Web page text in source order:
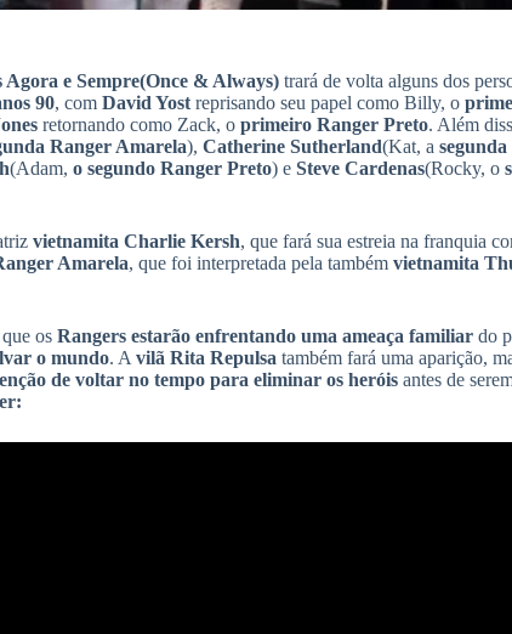
Agora e Sempre(Once & Always) trará de volta alguns dos
90, com David Yost reprisando seu papel como Billy, o
retornando como Zack, o primeiro Ranger Preto. Além
Ranger Amarela), Catherine Sutherland(Kat, a
(Adam, o segundo Ranger Preto) e Steve Cardenas(Rocky, o
vietnamita Charlie Kersh, que fará sua estreia na franquia
Amarela, que foi interpretada pela também vietnamita
os Rangers estarão enfrentando uma ameaça familiar do
o mundo. A vilã Rita Repulsa também fará uma aparição,
de voltar no tempo para eliminar os heróis antes de